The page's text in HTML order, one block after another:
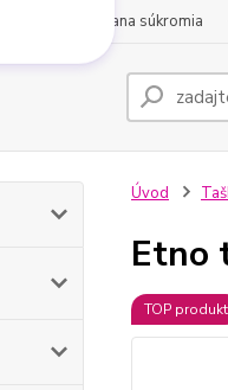
Ochrana súkromia
Úvod
Etno
TOP produkt